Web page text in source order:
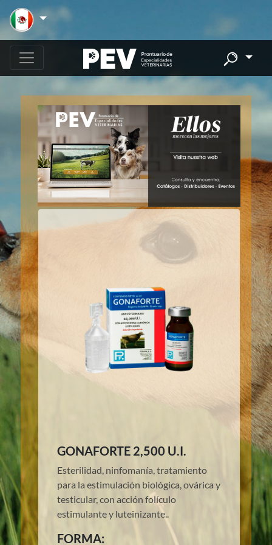
GONAFORTE 2,500 U.I.
Esterilidad, ninfomanía, tratamiento
para la estimulación biológica, ovárica y
testicular, con acción folículo
estimulante y luteinizante..
FORMA: